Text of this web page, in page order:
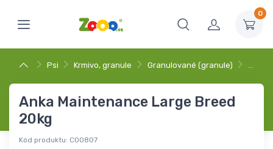
0
Psi Krmivo, granule Granulované (granule) …
Anka Maintenance Large Breed
20kg
Kód produktu: C00807